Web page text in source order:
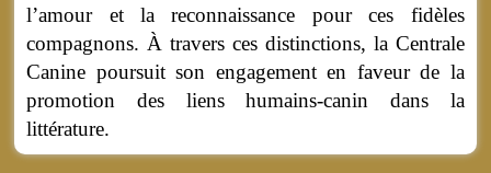
l’amour et la reconnaissance pour ces fidèles
compagnons. À travers ces distinctions, la Centrale
Canine poursuit son engagement en faveur de la
promotion des liens humains-canin dans la
littérature.